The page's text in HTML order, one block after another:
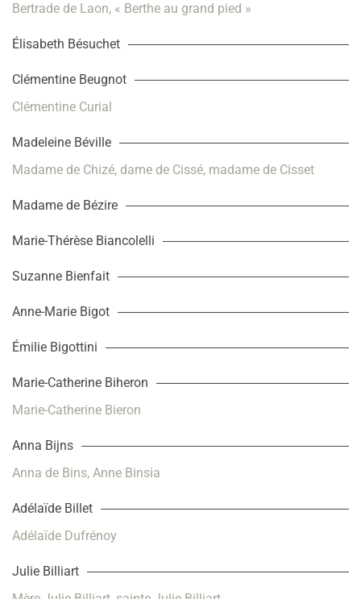
Bertrade de Laon, « Berthe au grand pied »
Élisabeth Bésuchet
Clémentine Beugnot
Clémentine Curial
Madeleine Béville
Madame de Chizé, dame de Cissé, madame de Cisset
Madame de Bézire
Marie-Thérèse Biancolelli
Suzanne Bienfait
Anne-Marie Bigot
Émilie Bigottini
Marie-Catherine Biheron
Marie-Catherine Bieron
Anna Bijns
Anna de Bins, Anne Binsia
Adélaïde Billet
Adélaïde Dufrénoy
Julie Billiart